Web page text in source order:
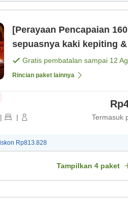
[Perayaan Pencapaian
sepuasnya kaki kepiting
Ishikawa × Termasuk
[Sarapan]
Gratis pembatalan sampai 12
Rincian paket lainnya
| | Termasuk
Rp813.828
Tampilkan 4 paket